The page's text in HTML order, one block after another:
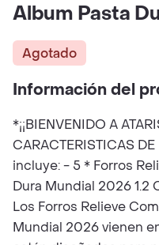
Album Pasta
Agotado
Información del
*¡¡BIENVENIDO A
CARACTERISTICAS
incluye: - 5 * Forros
Dura Mundial 2026
Los Forros Relieve
Mundial 2026 vienen